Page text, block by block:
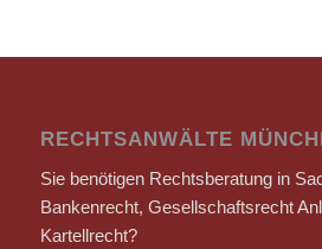
RECHTSANWÄLTE
Sie benötigen Rechtsberatung in
Bankenrecht, Gesellschaftsrecht
Kartellrecht?